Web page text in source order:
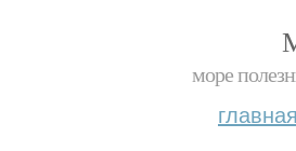
море
главная